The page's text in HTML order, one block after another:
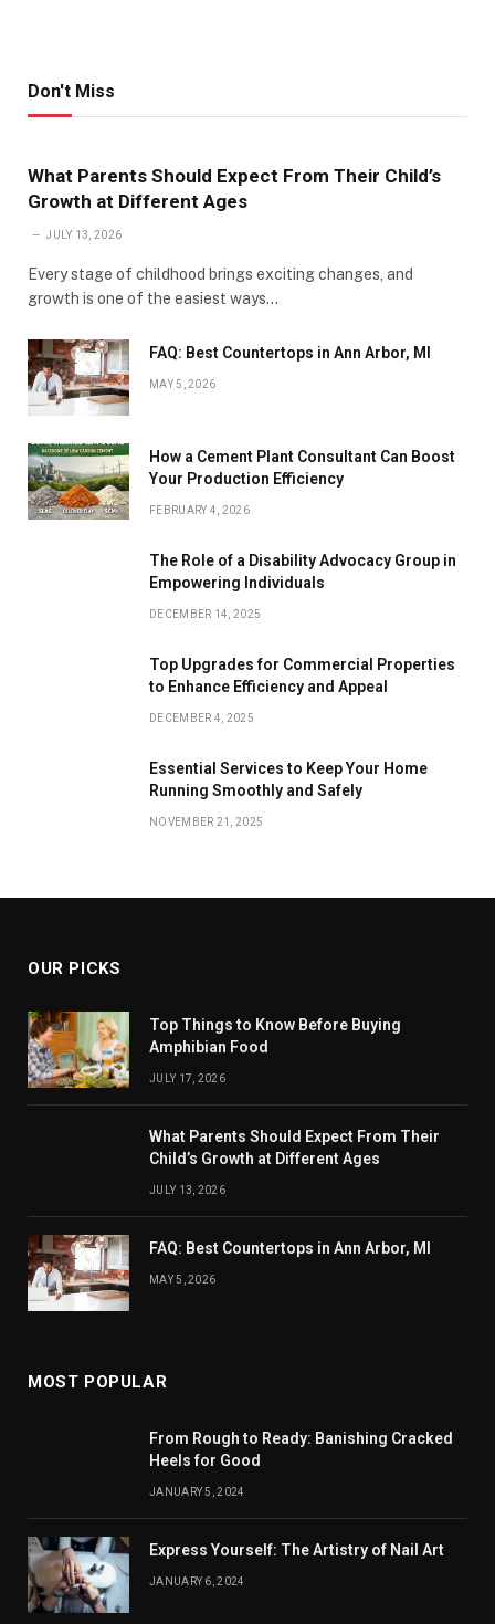
Don't Miss
What Parents Should Expect From Their Child’s
Growth at Different Ages
JULY 13, 2026
Every stage of childhood brings exciting changes, and
growth is one of the easiest ways…
FAQ: Best Countertops in Ann Arbor, MI
MAY 5, 2026
How a Cement Plant Consultant Can Boost
Your Production Efficiency
FEBRUARY 4, 2026
The Role of a Disability Advocacy Group in
Empowering Individuals
DECEMBER 14, 2025
Top Upgrades for Commercial Properties
to Enhance Efficiency and Appeal
DECEMBER 4, 2025
Essential Services to Keep Your Home
Running Smoothly and Safely
NOVEMBER 21, 2025
OUR PICKS
Top Things to Know Before Buying
Amphibian Food
JULY 17, 2026
What Parents Should Expect From Their
Child’s Growth at Different Ages
JULY 13, 2026
FAQ: Best Countertops in Ann Arbor, MI
MAY 5, 2026
MOST POPULAR
From Rough to Ready: Banishing Cracked
Heels for Good
JANUARY 5, 2024
Express Yourself: The Artistry of Nail Art
JANUARY 6, 2024